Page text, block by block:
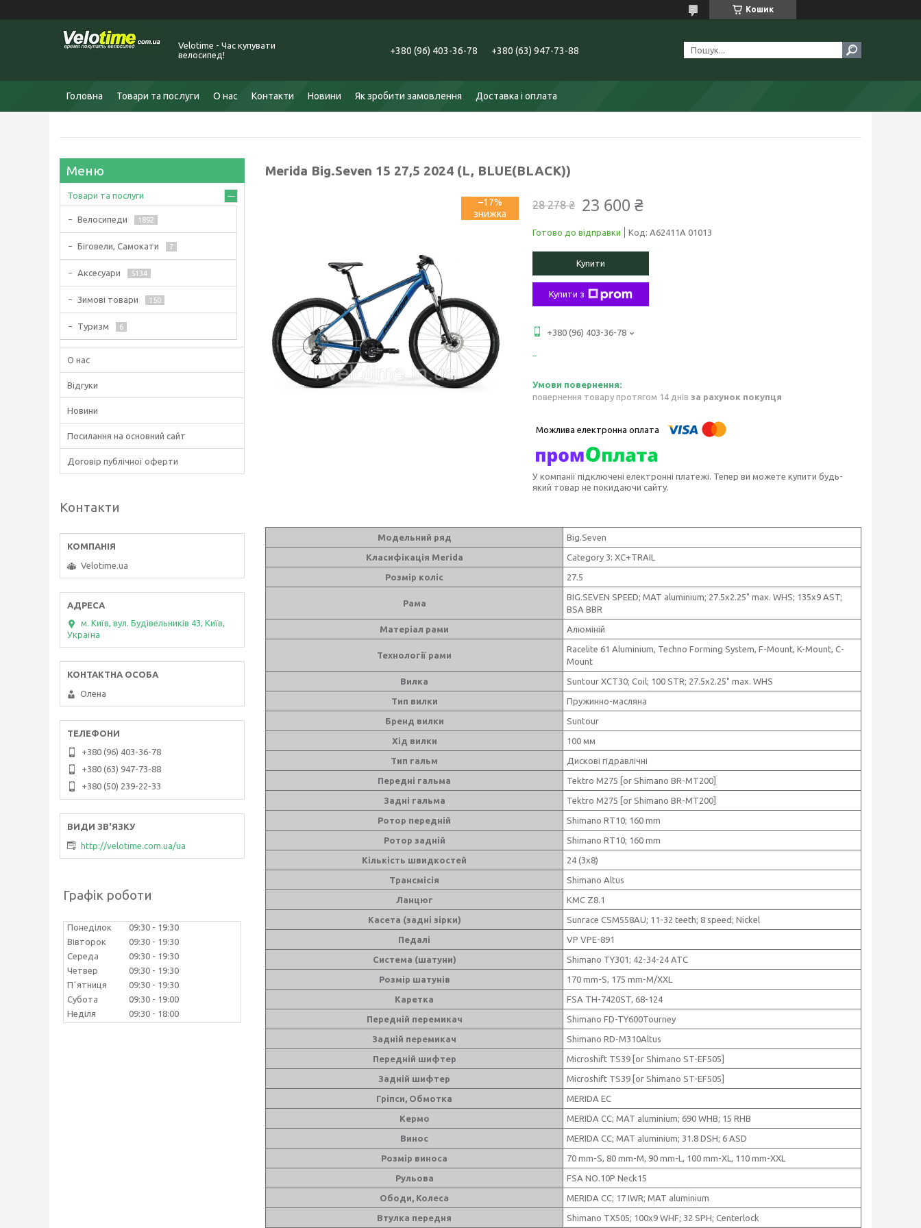
Кошик
Velotime - Час купувати
велосипед!
+380 (96) 403-36-78 +380 (63) 947-73-88
Головна Товари та послуги О нас Контакти Новини Як зробити замовлення Доставка і оплата
Merida Big.Seven 15 27,5 2024 (L, BLUE(BLACK))
–17% 28 278 ₴ 23 600 ₴
Готово до відправки Код: A62411A 01013
Купити
Купити з
+380 (96) 403-36-78
повернення товару протягом 14 днів за рахунок покупця
У компанії підключені електронні платежі. Тепер ви можете купити будь-
який товар не покидаючи сайту.
Модельний ряд Big.Seven
Класифікація Merida Category 3: XC+TRAIL
Розмір коліс 27.5
Рама
BIG.SEVEN SPEED; MAT aluminium; 27.5x2.25" max. WHS; 135x9 AST;
BSA BBR
Матеріал рами Алюміній
Технології рами
Racelite 61 Aluminium, Techno Forming System, F-Mount, K-Mount, C-
Mount
Вилка Suntour XCT30; Coil; 100 STR; 27.5x2.25" max. WHS
Тип вилки Пружинно-масляна
Бренд вилки Suntour
Хід вилки 100 мм
Тип гальм Дискові гідравлічні
Передні гальма Tektro M275 [or Shimano BR-MT200]
Задні гальма Tektro M275 [or Shimano BR-MT200]
Ротор передній Shimano RT10; 160 mm
Ротор задній Shimano RT10; 160 mm
Кількість швидкостей 24 (3x8)
Трансмісія Shimano Altus
Ланцюг KMC Z8.1
Касета (задні зірки) Sunrace CSM558AU; 11-32 teeth; 8 speed; Nickel
Педалі VP VPE-891
Система (шатуни) Shimano TY301; 42-34-24 ATC
Розмір шатунів 170 mm-S, 175 mm-M/XXL
Каретка FSA TH-7420ST, 68-124
Передній перемикач Shimano FD-TY600Tourney
Задній перемикач Shimano RD-M310Altus
Передній шифтер Microshift TS39 [or Shimano ST-EF505]
Задній шифтер Microshift TS39 [or Shimano ST-EF505]
Гріпси, Обмотка MERIDA EC
Кермо MERIDA CC; MAT aluminium; 690 WHB; 15 RHB
Винос MERIDA CC; MAT aluminium; 31.8 DSH; 6 ASD
Розмір виноса 70 mm-S, 80 mm-M, 90 mm-L, 100 mm-XL, 110 mm-XXL
Рульова FSA NO.10P Neck15
Ободи, Колеса MERIDA CC; 17 IWR; MAT aluminium
Втулка передня Shimano TX505; 100x9 WHF; 32 SPH; Centerlock
Товари та послуги
Велосипеди 1892
Біговели, Самокати 7
Аксесуари 5134
Зимові товари 150
Туризм 6
О нас
Відгуки
Новини
Посилання на основний сайт
Договір публічної оферти
Контакти
Velotime.ua
м. Київ, вул. Будівельників 43, Київ,
Україна
Олена
+380 (96) 403-36-78
+380 (63) 947-73-88
+380 (50) 239-22-33
http://velotime.com.ua/ua
Графік роботи
Понеділок 09:30
19:30
Вівторок
09:30
19:30
Середа
09:30
19:30
Четвер
09:30
19:30
Пʼятниця
09:30
19:30
Субота
09:30
19:00
Неділя
09:30 18:00